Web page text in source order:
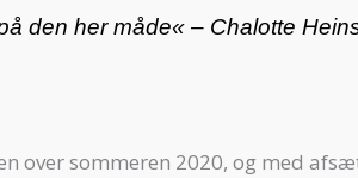
den her måde« – Chalotte
over sommeren 2020, og med